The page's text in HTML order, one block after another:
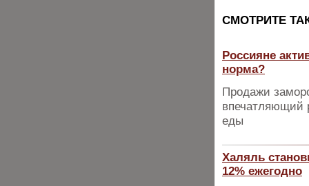
CМОТРИТЕ
Россияне
норма?
Продажи
впечатляющий
еды
Халяль
12% ежегодно